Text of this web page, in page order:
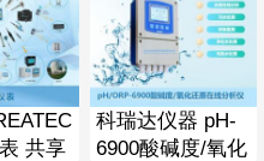
共享
科瑞达仪器 pH-
6900酸碱度/氧化